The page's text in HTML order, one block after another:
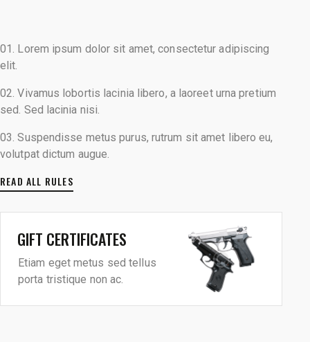
01. Lorem ipsum dolor sit amet, consectetur adipiscing
elit.
02. Vivamus lobortis lacinia libero, a laoreet urna pretium
sed. Sed lacinia nisi.
03. Suspendisse metus purus, rutrum sit amet libero eu,
volutpat dictum augue.
READ ALL RULES
GIFT CERTIFICATES
Etiam eget metus sed tellus
porta tristique non ac.